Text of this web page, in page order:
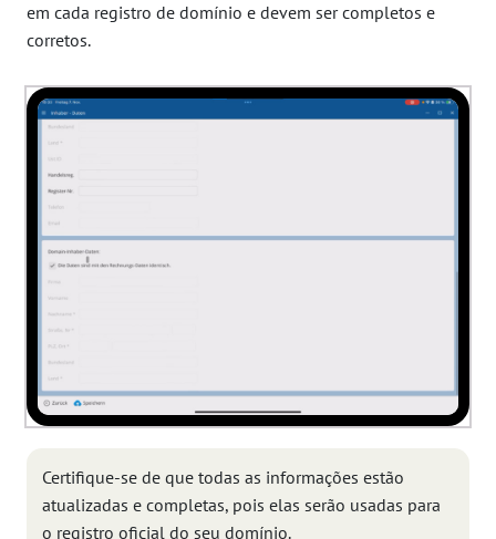
em cada registro de domínio e devem ser completos e
corretos.
Certifique-se de que todas as informações estão
atualizadas e completas, pois elas serão usadas para
o registro oficial do seu domínio.